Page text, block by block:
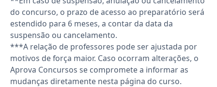
do concurso, o prazo de acesso ao preparatório será
estendido para 6 meses, a contar da data da
suspensão ou cancelamento.
***A relação de professores pode ser ajustada por
motivos de força maior. Caso ocorram alterações, o
Aprova Concursos se compromete a informar as
mudanças diretamente nesta página do curso.